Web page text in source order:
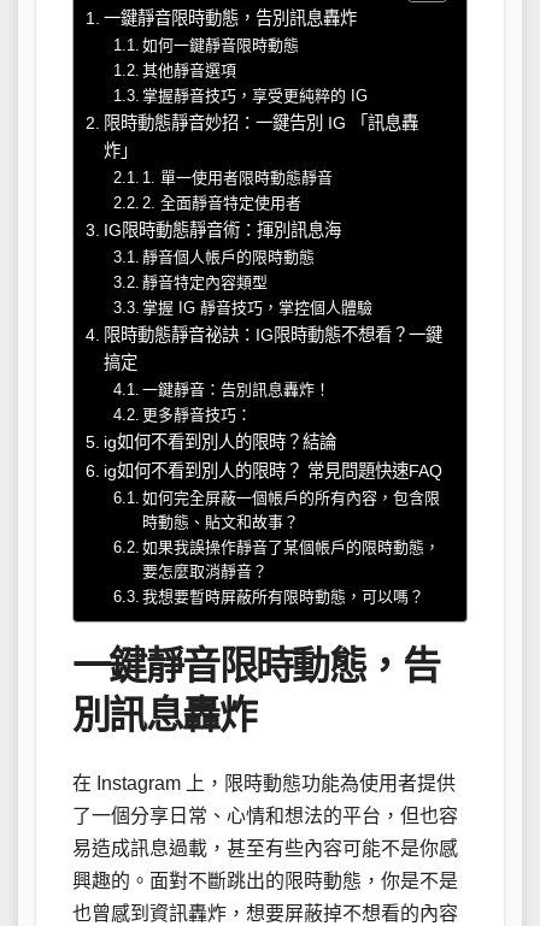
一鍵靜音限時動態，告別訊息轟炸
如何一鍵靜音限時動態
其他靜音選項
掌握靜音技巧，享受更純粹的 IG
限時動態靜音妙招：一鍵告別 IG 「訊息轟
炸」
1. 單一使用者限時動態靜音
2. 全面靜音特定使用者
IG限時動態靜音術：揮別訊息海
靜音個人帳戶的限時動態
靜音特定內容類型
掌握 IG 靜音技巧，掌控個人體驗
限時動態靜音祕訣：IG限時動態不想看？一鍵
搞定
一鍵靜音：告別訊息轟炸！
更多靜音技巧：
ig如何不看到別人的限時？結論
ig如何不看到別人的限時？ 常見問題快速FAQ
如何完全屏蔽一個帳戶的所有內容，包含限
時動態、貼文和故事？
如果我誤操作靜音了某個帳戶的限時動態，
要怎麼取消靜音？
我想要暫時屏蔽所有限時動態，可以嗎？
一鍵靜音限時動態，告
別訊息轟炸
在 Instagram 上，限時動態功能為使用者提供
了一個分享日常、心情和想法的平台，但也容
易造成訊息過載，甚至有些內容可能不是你感
興趣的。面對不斷跳出的限時動態，你是不是
也曾感到資訊轟炸，想要屏蔽掉不想看的內容